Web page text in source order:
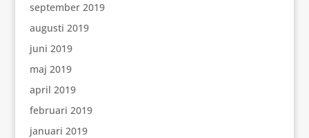
september 2019
augusti 2019
juni 2019
maj 2019
april 2019
februari 2019
januari 2019